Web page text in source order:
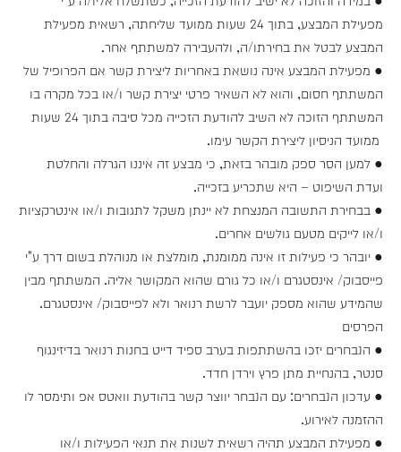
מפעילת המבצע, בתוך 24 שעות ממועד שליחתה, רשאית מפעילת
המבצע לבטל את בחירתו/ה, ולהעבירה למשתתף אחר.
● מפעילת המבצע אינה נושאת באחריות ליצירת קשר אם הפרופיל של
המשתתף חסום, והוא לא השאיר פרטי יצירת קשר ו/או בכל מקרה בו
המשתתף הזוכה לא השיב להודעת הזכייה מכל סיבה בתוך 24 שעות
ממועד הניסיון ליצירת הקשר עימו.
● למען הסר ספק מובהר בזאת, כי מבצע זה איננו הגרלה והחלטת
ועדת השיפוט – היא שתכריע בזכייה.
● בבחירת התשובה המנצחת לא יינתן משקל לתגובות ו/או אינטרקציות
ו/או לייקים מטעם גולשים אחרים.
● יובהר כי פעילות זו אינה ממומנת, מומלצת או מנוהלת בשום דרך ע"י
פייסבוק/ אינסטגרם ו/או כל גורם שהוא המקושר אליה. המשתתף מבין
שהמידע שהוא מספק יועבר לרשת רנואר ולא לפייסבוק/ אינסטגרם.
הפרסים
● הנבחרים יזכו בהשתתפות בערב ספיד דייט בחנות רנואר בדיזינגוף
סנטר, בהנחיית מתן פרץ וירדן חדד.
● עדכון הנבחרים: עם הנבחר יווצר קשר בהודעת וואטס אפ ותימסר לו
ההזמנה לאירוע.
● מפעילת המבצע תהיה רשאית לשנות את תנאי הפעילות ו/או